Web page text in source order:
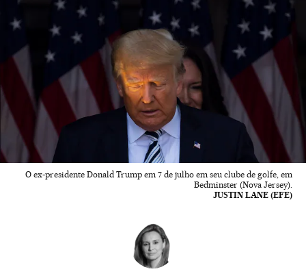
O ex-presidente Donald Trump em 7 de julho em seu clube de golfe, em
Bedminster (Nova Jersey).
JUSTIN LANE (EFE)